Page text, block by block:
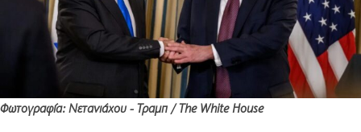
Φωτογραφία: Νετανιάχου - Τραμπ / The White House